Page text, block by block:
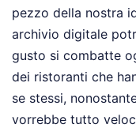
pezzo della nostra
archivio digitale
gusto si combatte
dei ristoranti che
se stessi,
vorrebbe tutto